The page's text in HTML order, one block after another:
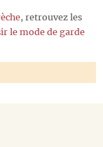
, retrouvez les
le mode de garde